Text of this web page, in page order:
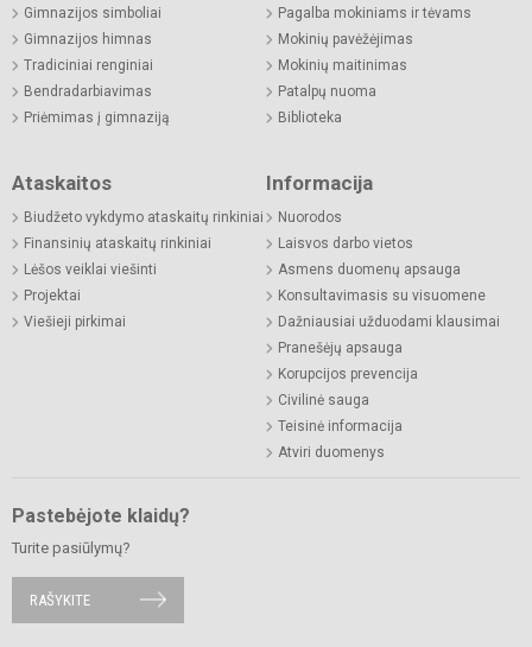
Gimnazijos simboliai
Gimnazijos himnas
Tradiciniai renginiai
Bendradarbiavimas
Priėmimas į gimnaziją
Pagalba mokiniams ir tėvams
Mokinių pavėžėjimas
Mokinių maitinimas
Patalpų nuoma
Biblioteka
Ataskaitos
Biudžeto vykdymo ataskaitų rinkiniai
Finansinių ataskaitų rinkiniai
Lėšos veiklai viešinti
Projektai
Viešieji pirkimai
Informacija
Nuorodos
Laisvos darbo vietos
Asmens duomenų apsauga
Konsultavimasis su visuomene
Dažniausiai užduodami klausimai
Pranešėjų apsauga
Korupcijos prevencija
Civilinė sauga
Teisinė informacija
Atviri duomenys
Pastebėjote klaidų?
Turite pasiūlymų?
RAŠYKITE